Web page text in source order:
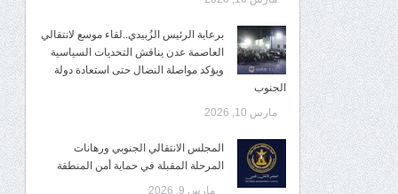
برعاية الرئيس الزُبيدي..لقاء موسع لانتقالي
العاصمة عدن يناقش التحديات السياسية
ويؤكد مواصلة النضال حتى استعادة دولة
الجنوب
مارس 10, 2026
المجلس الانتقالي الجنوبي ورهانات
المرحلة المقبلة في حماية أمن المنطقة
مارس 9, 2026